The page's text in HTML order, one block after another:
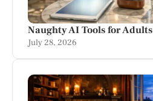
Naughty AI Tools for Adults
July 28, 2026